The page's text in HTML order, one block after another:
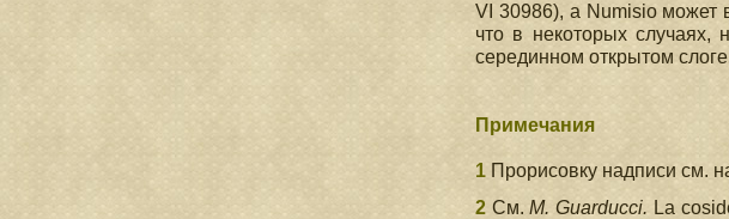
VI 30986), а Numisio может
что в некоторых
серединном открытом
Примечания
1 Прорисовку надписи см.
2 См.М. Guarducci. La